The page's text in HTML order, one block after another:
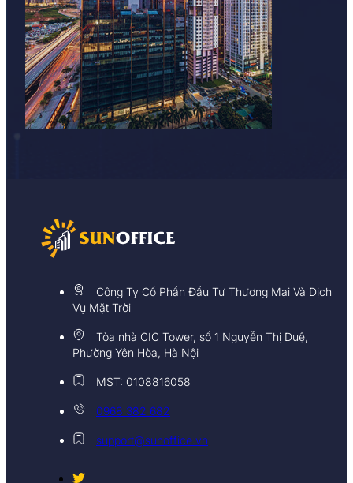
Công Ty Cổ Phần Đầu Tư Thương Mại Và Dịch
Vụ Mặt Trời
Tòa nhà CIC Tower, số 1 Nguyễn Thị Duệ,
Phường Yên Hòa, Hà Nội
MST: 0108816058
0968 382 682
support@sunoffice.vn